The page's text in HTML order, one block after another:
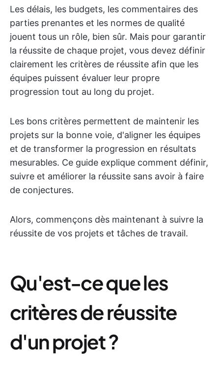
Les délais, les budgets, les commentaires des
parties prenantes et les normes de qualité
jouent tous un rôle, bien sûr. Mais pour garantir
la réussite de chaque projet, vous devez définir
clairement les critères de réussite afin que les
équipes puissent évaluer leur propre
progression tout au long du projet.
Les bons critères permettent de maintenir les
projets sur la bonne voie, d'aligner les équipes
et de transformer la progression en résultats
mesurables. Ce guide explique comment définir,
suivre et améliorer la réussite sans avoir à faire
de conjectures.
Alors, commençons dès maintenant à suivre la
réussite de vos projets et tâches de travail.
Qu'est-ce que les
critères de réussite
d'un projet ?